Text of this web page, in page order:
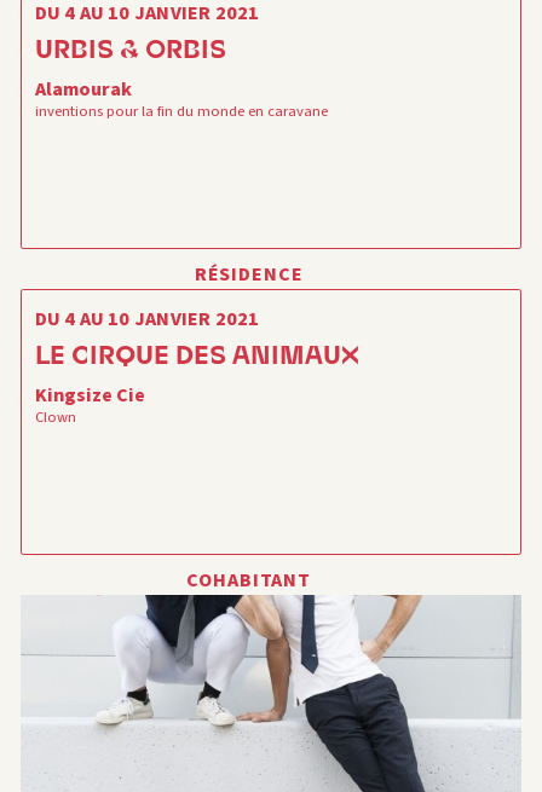
DU 4 AU 10 JANVIER 2021
URBIS & ORBIS
Alamourak
inventions pour la fin du monde en caravane
RÉSIDENCE
DU 4 AU 10 JANVIER 2021
LE CIRQUE DES ANIMAUX
Kingsize Cie
Clown
COHABITANT